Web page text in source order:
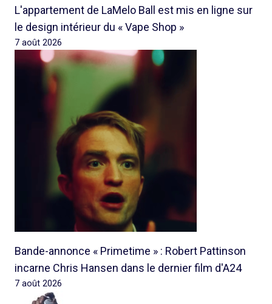
L'appartement de LaMelo Ball est mis en ligne sur
le design intérieur du « Vape Shop »
7 août 2026
Bande-annonce « Primetime » : Robert Pattinson
incarne Chris Hansen dans le dernier film d'A24
7 août 2026